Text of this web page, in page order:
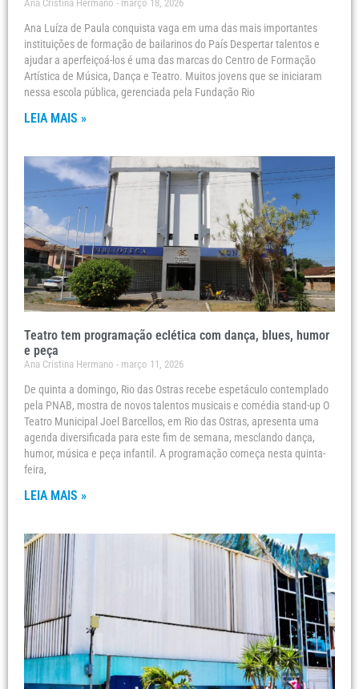
Ana Cristina Hermano março 18, 2026
Ana Luíza de Paula conquista vaga em uma das mais importantes
instituições de formação de bailarinos do País Despertar talentos e
ajudar a aperfeiçoá-los é uma das marcas do Centro de Formação
Artística de Música, Dança e Teatro. Muitos jovens que se iniciaram
nessa escola pública, gerenciada pela Fundação Rio
LEIA MAIS »
Teatro tem programação eclética com dança, blues, humor
e peça
Ana Cristina Hermano março 11, 2026
De quinta a domingo, Rio das Ostras recebe espetáculo contemplado
pela PNAB, mostra de novos talentos musicais e comédia stand-up O
Teatro Municipal Joel Barcellos, em Rio das Ostras, apresenta uma
agenda diversificada para este fim de semana, mesclando dança,
humor, música e peça infantil. A programação começa nesta quinta-
feira,
LEIA MAIS »